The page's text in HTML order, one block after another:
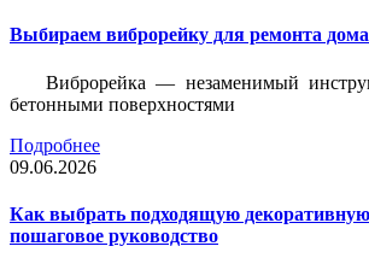
Выбираем виброрейку для ремонта
Виброрейка — незаменимый
бетонными поверхностями
Подробнее
09.06.2026
Как выбрать подходящую
пошаговое руководство